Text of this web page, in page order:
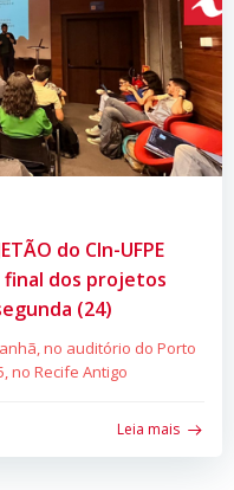
do CIn-UFPE
final dos projetos
(24)
no auditório do Porto
no Recife Antigo
Leia mais